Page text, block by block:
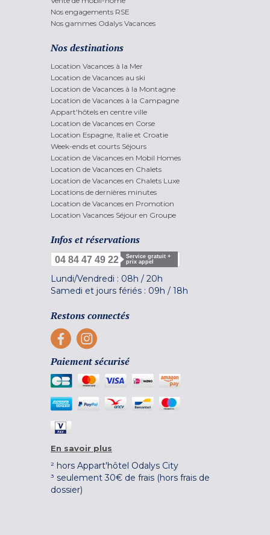
Nos engagements RSE
Nos gammes Odalys Vacances
Nos destinations
Location Vacances à la Mer
Location de Vacances au ski
Location de Vacances à la Montagne
Location de Vacances à la Campagne
Appart'hôtels en centre ville
Location de Vacances en Corse
Location Espagne, Italie et Croatie
Week-ends et courts Séjours
Location de Vacances en Mobil Homes
Location de Vacances en Chalets
Location de Vacances en Chalets Luxe
Locations de dernières minutes
Location de Vacances en Promotion
Location Vacances Séjour en Groupe
Infos et réservations
04 84 47 49 22
Service gratuit +
prix appel
Lundi/Vendredi : 08h / 20h
Samedi et jours fériés : 09h / 18h
Restons connectés
Paiement sécurisé
En savoir plus
² hors Appart'hôtel Odalys City
³ seulement 30€ de frais (hors frais de
dossier)